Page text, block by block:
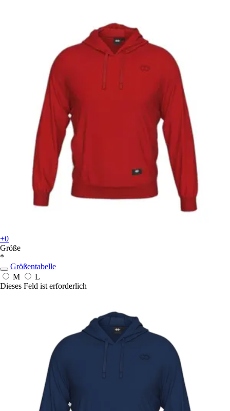
+0
Größe
*
Größentabelle
M
L
Dieses Feld ist erforderlich